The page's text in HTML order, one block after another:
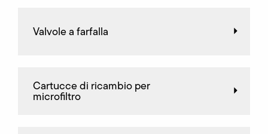
Valvole a farfalla
Cartucce di ricambio per
microfiltro